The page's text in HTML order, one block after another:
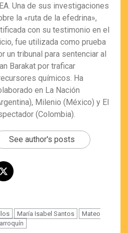
Una de sus investigaciones
la «ruta de la efedrina»,
con su testimonio en el
fue utilizada como prueba
un tribunal para sentenciar al
Barakat por traficar
químicos. Ha
en La Nación
Milenio (México) y El
(Colombia).
See author's posts
María Isabel Santos
Mateo